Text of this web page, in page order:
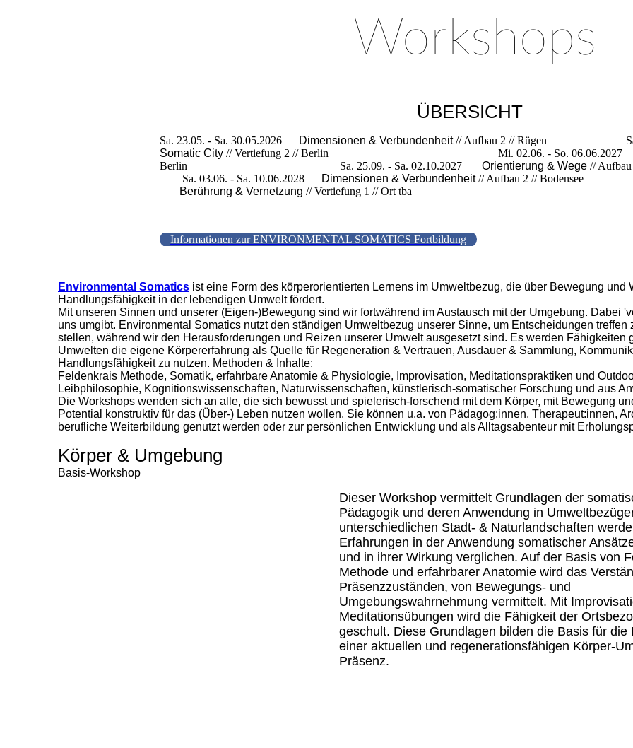
Workshops
ÜBERSICHT
Sa. 23.05. - Sa. 30.05.2026 Dimensionen & Verbundenheit// Aufbau 2 // Rügen Sa.
Somatic City // Vertiefung 2 // Berlin Mi. 02.06. - So. 06.06.2027
Berlin Sa. 25.09. - Sa. 02.10.2027
Orientierung & Wege //
Sa. 03.06. - Sa. 10.06.2028
Dimensionen & Verbundenheit// Aufbau 2 //
Berührung & Vernetzung // Vertiefung 1 // Ort tba
Informationen zur ENVIRONMENTAL SOMATICS Fortbildung
Environmental Somatics ist eine Form des körperorientierten Lernens im Umweltbezug, die über Bewegung und
Handlungsfähigkeit in der lebendigen Umwelt fördert.
Mit unseren Sinnen und unserer (Eigen-)Bewegung sind wir fortwährend im Austausch mit der Umgebung. Dabei
uns umgibt. Environmental Somatics nutzt den ständigen Umweltbezug unserer Sinne, um Entscheidungen
stellen, während wir den Herausforderungen und Reizen unserer Umwelt ausgesetzt sind. Es werden
Umwelten die eigene Körpererfahrung als Quelle für Regeneration & Vertrauen, Ausdauer & Sammlung,
Handlungsfähigkeit zu nutzen. Methoden & Inhalte:
Feldenkrais Methode, Somatik, erfahrbare Anatomie & Physiologie, Improvisation, Meditationspraktiken und
Leibphilosophie, Kognitionswissenschaften, Naturwissenschaften, künstlerisch-somatischer Forschung und aus
Die Workshops wenden sich an alle, die sich bewusst und spielerisch-forschend mit dem Körper, mit Bewegung
Potential konstruktiv für das (Über-) Leben nutzen wollen. Sie können u.a. von Pädagog:innen, Therapeut:innen,
berufliche Weiterbildung genutzt werden oder zur persönlichen Entwicklung und als Alltagsabenteur mit
Körper & Umgebung
Basis-Workshop
Dieser Workshop vermittelt Grundlagen der
Pädagogik und deren Anwendung in
unterschiedlichen Stadt- & Naturlandschaften
Erfahrungen in der Anwendung somatischer
und in ihrer Wirkung verglichen. Auf der Basis von
Methode und erfahrbarer Anatomie wird das
Präsenzzuständen, von Bewegungs- und
Umgebungswahrnehmung vermittelt. Mit
Meditationsübungen wird die Fähigkeit der
geschult. Diese Grundlagen bilden die Basis für die
einer aktuellen und regenerationsfähigen Körper-
Präsenz.